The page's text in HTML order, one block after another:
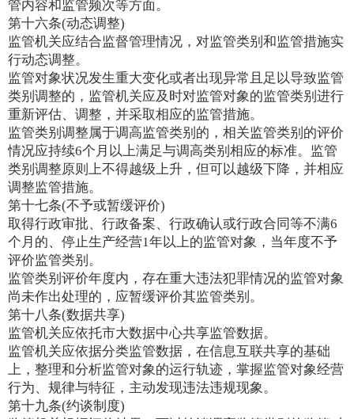
管内容和监管频次等方面。
第十六条(动态调整)
监管机关应结合监督管理情况，对监管类别和监管措施实
行动态调整。
监管对象状况发生重大变化或者出现异常且足以导致监管
类别调整的，监管机关应及时对监管对象的监管类别进行
重新评估、调整，并采取相应的监管措施。
监管类别调整属于调高监管类别的，相关监管类别的评价
情况应持续6个月以上满足与调高类别相应的标准。监管
类别调整原则上不得越级上升，但可以越级下降，并相应
调整监管措施。
第十七条(不予或暂缓评价)
取得行政审批、行政备案、行政确认或行政合同等不满6
个月的、停止生产经营1年以上的监管对象，当年度不予
评价监管类别。
监管类别评价年度内，存在重大违法犯罪情况的监管对象
尚未作出处理的，应暂缓评价其监管类别。
第十八条(数据共享)
监管机关应依托市大数据中心共享监管数据。
监管机关应依据分类监管数据，在信息互联共享的基础
上，整理和分析监管对象的运行轨迹，掌握监管对象经营
行为、规律与特征，主动发现违法违规现象。
第十九条(约谈制度)